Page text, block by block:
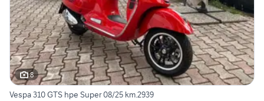
8
Vespa 310 GTS hpe Super 08/25 km.2939